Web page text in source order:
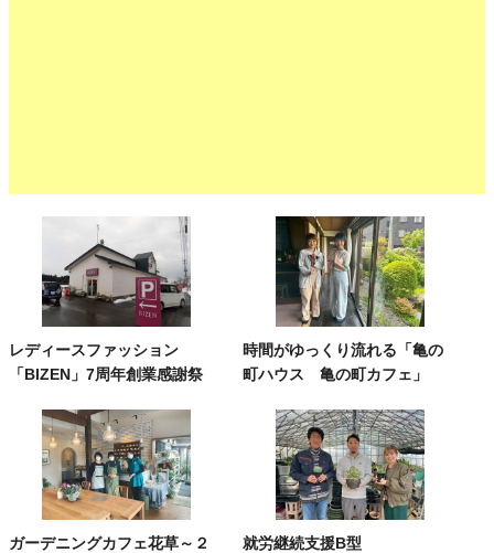
レディースファッション
「BIZEN」7周年創業感謝祭
時間がゆっくり流れる「亀の
町ハウス 亀の町カフェ」
ガーデニングカフェ花草～２
就労継続支援B型